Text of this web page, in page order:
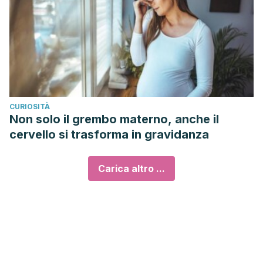
CURIOSITÀ
Non solo il grembo materno, anche il
cervello si trasforma in gravidanza
Carica altro ...